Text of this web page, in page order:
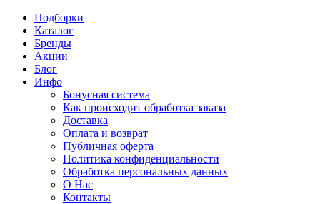
Подборки
Каталог
Бренды
Акции
Блог
Инфо
Бонусная система
Как происходит обработка заказа
Доставка
Оплата и возврат
Публичная оферта
Политика конфиденциальности
Обработка персональных данных
О Нас
Контакты